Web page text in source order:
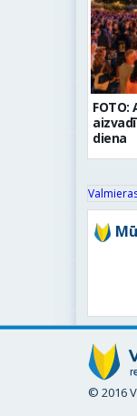
diena
© 2016